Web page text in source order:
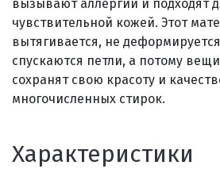
вызывают аллергии и подходят
чувствительной кожей. Этот
вытягивается, не
спускаются петли, а потому
сохранят свою красоту и
многочисленных стирок.
Характеристики